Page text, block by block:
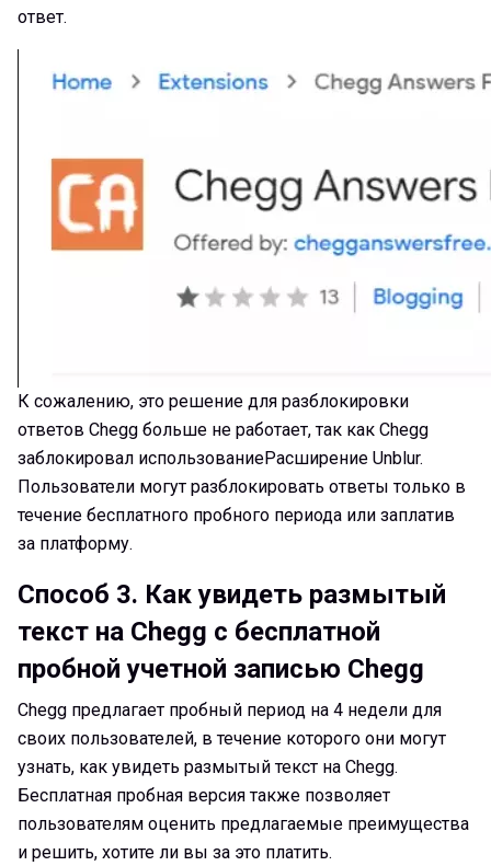
ответ.
К сожалению, это решение для разблокировки
ответов Chegg больше не работает, так как Chegg
заблокировал использованиеРасширение Unblur.
Пользователи могут разблокировать ответы только в
течение бесплатного пробного периода или заплатив
за платформу.
Способ 3. Как увидеть размытый
текст на Chegg с бесплатной
пробной учетной записью Chegg
Chegg предлагает пробный период на 4 недели для
своих пользователей, в течение которого они могут
узнать, как увидеть размытый текст на Chegg.
Бесплатная пробная версия также позволяет
пользователям оценить предлагаемые преимущества
и решить, хотите ли вы за это платить.